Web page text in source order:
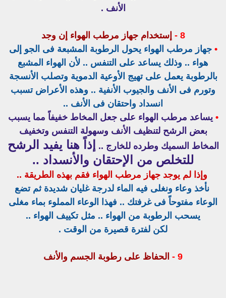
الأنف .
8 -
إستخدام جهاز مرطب الهواء إن وجد
• جهاز مرطب الهواء يحول الرطوبة المشبعة فى الجو إلى
هواء .. وذلك يساعد على التنفس .. لأن الهواء المشبع
بالرطوبة يعمل على تهيج الأوعية الدموية وتصلب الأنسجة
وتورم فى الأنف والجيوب الأنفية .. وهذه الأعراض تسبب
انسداد واحتقان فى الأنف ..
• يساعد مرطب الهواء على جعل المخاط خفيفاً مما يسبب
بعض الرشح لتنظيف الأنف وسهولة التنفس وتخفيف
المخاط السميك وطرده للخارج ..
إذاً هنا يفيد الرشح
للتخلص من الإحتقان والأنسداد ..
وإذا لم يوجد جهاز مرطب الهواء فقم بهذه الطريقة ..
نأخذ وعاء ونغلى فيه الماء لدرجة غليان شديدة ثم تضع
الوعاء مفتوحاً فى غرفتك .. فهذا الوعاء المملوء بماء مغلى
يسحب الرطوبة من الهواء .. مثل تكييف الهواء ..
لكن لفترة قصيرة من الوقت .
9 - الحفاظ على رطوبة الجسم والأنف